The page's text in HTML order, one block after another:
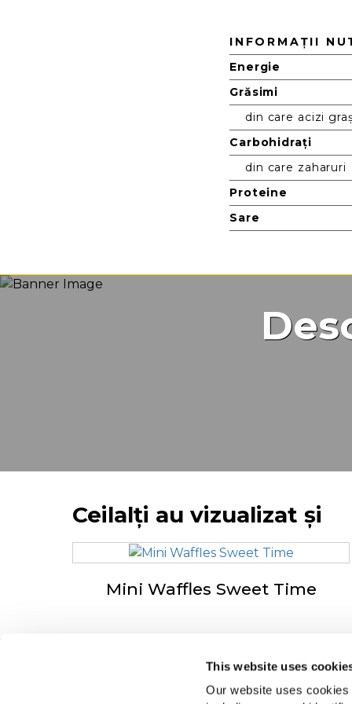
This website uses
Our website uses
INFORMAȚII
Energie
Grăsimi
din care acizi
Carbohidrați
din care zaharuri
Proteine
Sare
Ceilalți au vizualizat și
Mini Waffles Sweet Time